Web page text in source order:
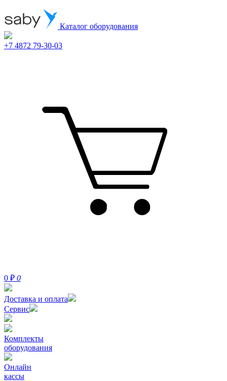
Каталог оборудования
+7 4872 79-30-03
0 ₽ 0
Доставка и оплата
Сервис
Комплекты
оборудования
Онлайн
кассы